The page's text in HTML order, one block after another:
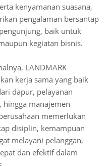
kenyamanan suasana,
pengalaman bersantap
baik untuk
kegiatan bisnis.
LANDMARK
kerja sama yang baik
dapur, pelayanan
hingga manajemen
memerlukan
disiplin, kemampuan
melayani pelanggan,
dan efektif dalam